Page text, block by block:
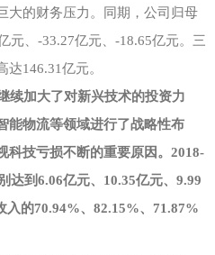
大的财务压力。同期，公司归母
元、-33.27亿元、-18.65亿元。三
146.31亿元。
续加大了对新兴技术的投资力
能物流等领域进行了战略性布
科技亏损不断的重要原因。2018-
达到6.06亿元、10.35亿元、9.99
入的70.94%、82.15%、71.87%